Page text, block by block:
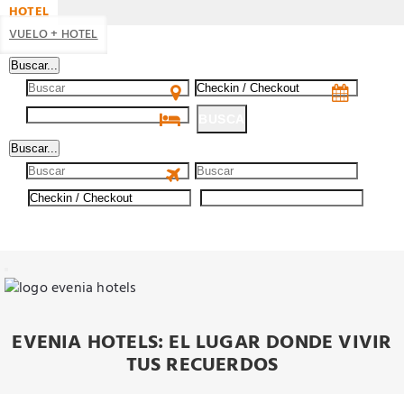
HOTEL
VUELO + HOTEL
Buscar...
Buscar...
EVENIA HOTELS: EL LUGAR DONDE VIVIR
TUS RECUERDOS